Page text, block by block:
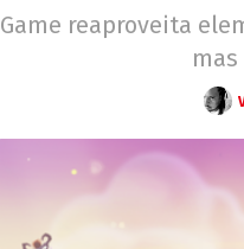
Game reaproveita